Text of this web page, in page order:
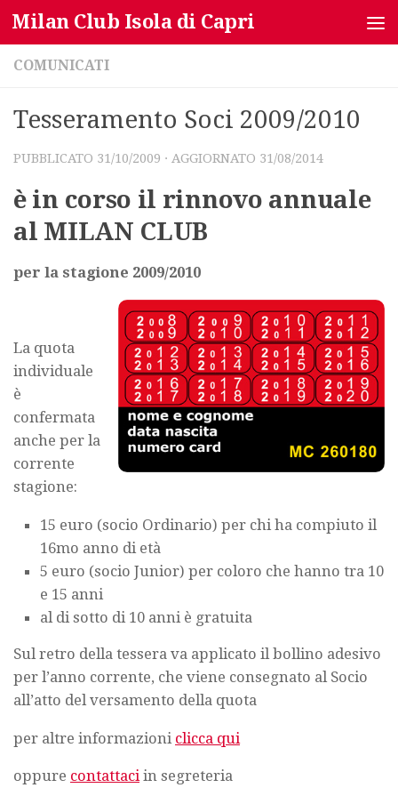
Salta al contenuto
Milan Club Isola di Capri
COMUNICATI
Tesseramento Soci 2009/2010
PUBBLICATO 31/10/2009 · AGGIORNATO 31/08/2014
è in corso il rinnovo annuale
al MILAN CLUB
per la stagione 2009/2010
La quota
individuale
è
confermata
anche per la
corrente
stagione:
15 euro (socio Ordinario) per chi ha compiuto il
16mo anno di età
5 euro (socio Junior) per coloro che hanno tra 10
e 15 anni
al di sotto di 10 anni è gratuita
Sul retro della tessera va applicato il bollino adesivo
per l’anno corrente, che viene consegnato al Socio
all’atto del versamento della quota
per altre informazioni clicca qui
oppure contattaciin segreteria